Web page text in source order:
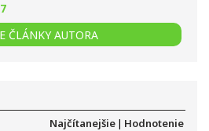
ČLÁNKY AUTORA
Najčítanejšie | Hodnotenie